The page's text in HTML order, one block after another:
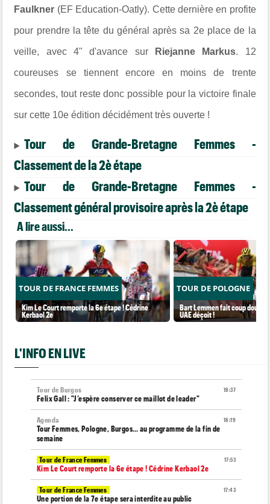
Faulkner (EF Education-Oatly). Cette dernière en profite
pour prendre la tête du général après sa 2e place de la
veille, avec 4" d'avance sur Riejanne Markus. 12
coureuses se tiennent encore en moins de trente
secondes, tout reste donc possible pour la victoire finale
sur cette 10e édition décidément très ouverte !
Tour de Grande-Bretagne Femmes -
Classement de la 2è étape
Tour de Grande-Bretagne Femmes -
Classement général provisoire après la 2è étape
A lire aussi...
TOUR DE FRANCE FEMMES
Kim Le Court remporte la 6e étape ! Cédrine
Kerbaol 2e
TOUR DE POLOGNE
Bart Lemmen fait coup double
UAE déçoit !
L'INFO EN LIVE
18:37
Tour de Burgos
Felix Gall : "J’espère conserver ce maillot de leader"
18:19
Agenda
Tour Femmes, Pologne, Burgos… au programme de la fin de
semaine
17:53
Tour de France Femmes
Kim Le Court remporte la 6e étape ! Cédrine Kerbaol 2e
17:43
Tour de France Femmes
Une portion de la 7e étape sera interdite au public